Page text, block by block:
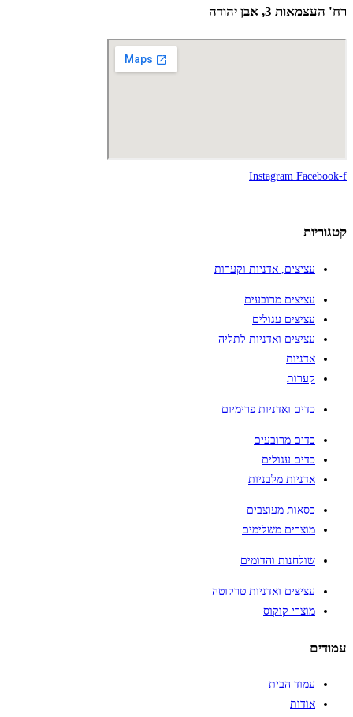
רח' העצמאות 3, אבן יהודה
Instagram Facebook-f
קטגוריות
עציצים, אדניות וקערות
עציצים מרובעים
עציצים עגולים
עציצים ואדניות לתליה
אדניות
קערות
כדים ואדניות פרימיום
כדים מרובעים
כדים עגולים
אדניות מלבניות
כסאות מעוצבים
מוצרים משלימים
שולחנות והדומים
עציצים ואדניות טרקוטה
מוצרי קוקוס
עמודים
עמוד הבית
אודות